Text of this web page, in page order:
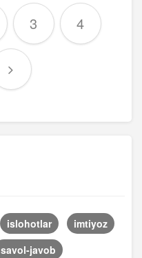
3 4
islohotlar
imtiyoz
savol-javob